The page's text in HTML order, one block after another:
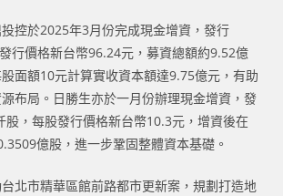
控於2025年3月份完成現金增資，發行
行價格新台幣96.24元，募資總額約9.52億
面額10元計算實收資本額達9.75億元，有助
布局。日勝生亦於一月份辦理現金增資，發
股，每股發行價格新台幣10.3元，增資後在
億股，進一步鞏固整體資本基礎。
北市精華區館前路都市更新案，規劃打造地